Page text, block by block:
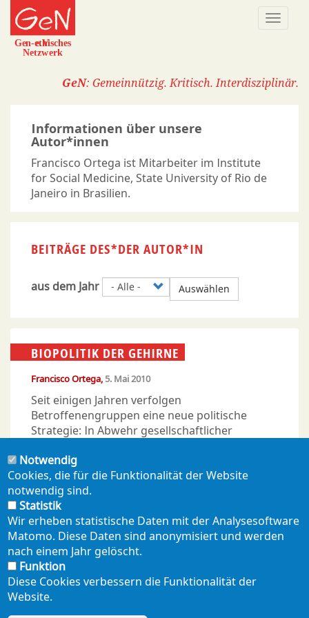
Direkt
zum
Inhalt
GeN: Gemeinnützig. Kritisch. Interdisziplinär.
Informationen über unsere
Autor*innen
Francisco Ortega ist Mitarbeiter im Institute
for Social Medicine, State University of Rio de
Janeiro in Brasilien.
BEITRÄGE DES*DER AUTOR*IN
aus dem Jahr Auswählen
BIOPOLITIK DER GEHIRNE
Francisco Ortega 5. Mai 2010
Seit einigen Jahren verfolgen
Betroffenengruppen eine neue politische
Strategie: In Abwehr gesellschaftlicher
ihre Einzigartigkeit - und berufen sich dabei
auf die Neurowissenschaften. Eine Strategie
nicht ohne Fallstricke.
Notwendig
Cookies, die für die Funktionalität der Website
notwendig sind.
Statistik
Wir erheben statistische Daten mit der Analysesoftware
Matomo. Diese Daten sind anonymisiert und werden
nach einem Jahr gelöscht.
Funktion
Diese Cookies verbessern die Funktionalität der
Website.